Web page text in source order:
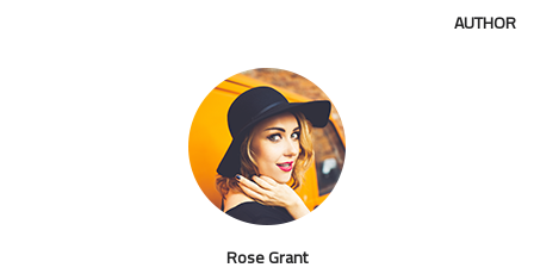
AUTHOR
Rose Grant